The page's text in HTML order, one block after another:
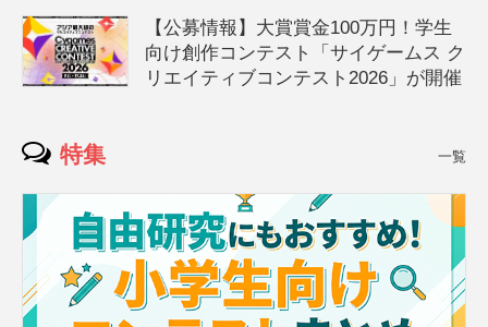
【公募情報】大賞賞金100万円！学生
向け創作コンテスト「サイゲームス ク
リエイティブコンテスト2026」が開催
特集 一覧